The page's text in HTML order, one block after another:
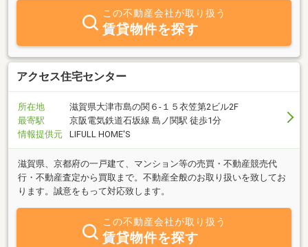
この不動産会社が取り扱う
賃貸物件を探す
アクセス住宅センター
所在地
滋賀県大津市島の関６‐１５衣笠第2ビル2F
最寄駅
京阪電気鉄道石坂線 島ノ関駅 徒歩1分
情報提供元
LIFULL HOME'S
滋賀県、京都府の一戸建て、マンション等の売買・不動産競売代
行・不動産査定から買取まで。不動産全般のお取り扱いを致してお
ります。誠意をもって対応致します。
この不動産会社が取り扱う
賃貸物件を探す